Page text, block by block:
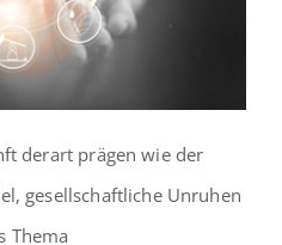
derart prägen wie der
gesellschaftliche Unruhen
Thema